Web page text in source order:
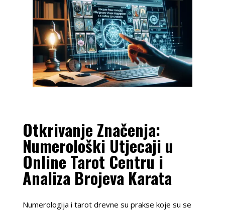
Otkrivanje Značenja:
Numerološki Utjecaji u
Online Tarot Centru i
Analiza Brojeva Karata
Numerologija i tarot drevne su prakse koje su se